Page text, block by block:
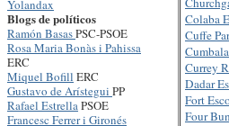
Yolandax
Blogs de políticos
Ramón BasasPSC-PSOE
Rosa Maria Bonàs i Pahissa
ERC
Miquel Bofill ERC
Gustavo de Arístegui PP
Rafael EstrellaPSOE
Francesc Ferrer i Gironés
Colaba
Cuffe
Currey
Dadar
Fort
Four